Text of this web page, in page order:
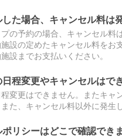
た場合、キャンセル料は
の予約の場合、キャンセル
設の定めたキャンセル料をお
設までお支払いください。
程変更やキャンセルはで
変更はできません。またキ
た、キャンセル料以外に発生
リシーはどこで確認でき